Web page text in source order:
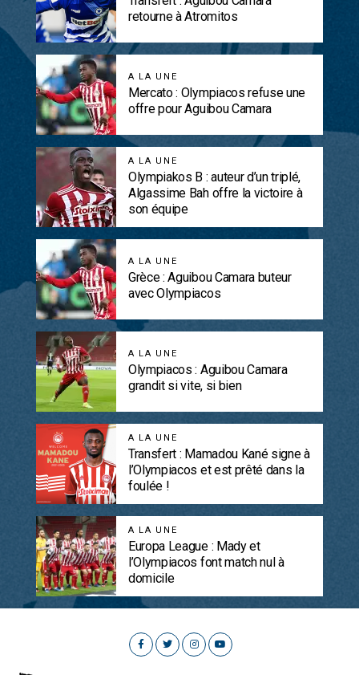
retourne à Atromitos
A LA UNE
Mercato : Olympiacos refuse une
offre pour Aguibou Camara
A LA UNE
Olympiakos B : auteur d’un triplé,
Algassime Bah offre la victoire à
son équipe
A LA UNE
Grèce : Aguibou Camara buteur
avec Olympiacos
A LA UNE
Olympiacos : Aguibou Camara
grandit si vite, si bien
A LA UNE
Transfert : Mamadou Kané signe à
l’Olympiacos et est prêté dans la
foulée !
A LA UNE
Europa League : Mady et
l’Olympiacos font match nul à
domicile